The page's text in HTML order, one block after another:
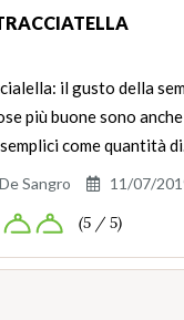
il gusto della
più buone sono
come quantità
Sangro 11/07/
(5 / 5)